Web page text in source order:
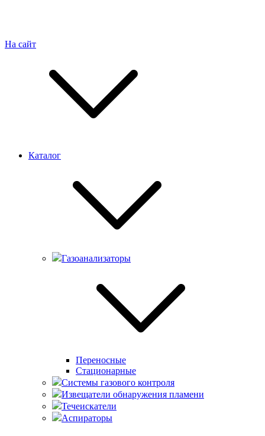
На сайт
Каталог
Газоанализаторы
Переносные
Стационарные
Системы газового контроля
Извещатели обнаружения пламени
Течеискатели
Аспираторы